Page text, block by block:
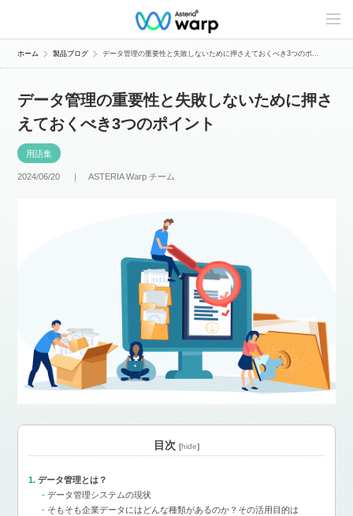
C
n
e
ホーム 製品ブログ データ管理の重要性と失敗しないために押さえておくべき3つのポ...
データ管理の重要性と失敗しないために押さ
えておくべき3つのポイント
用語集
2024/06/20 ｜ASTERIA Warp チーム
目次 [hide]
データ管理とは？
データ管理システムの現状
そもそも企業データにはどんな種類があるのか？その活用目的は